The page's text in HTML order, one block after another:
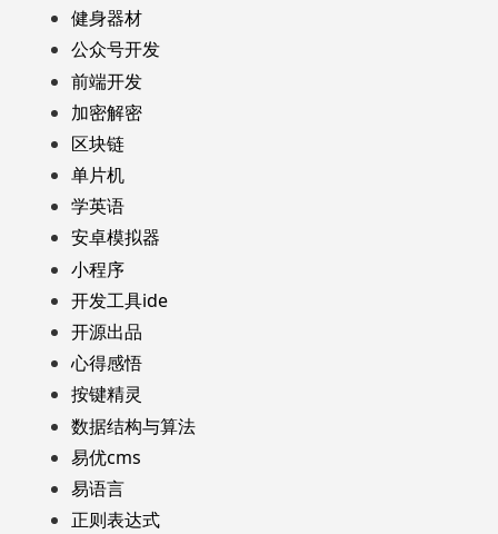
健身器材
公众号开发
前端开发
加密解密
区块链
单片机
学英语
安卓模拟器
小程序
开发工具ide
开源出品
心得感悟
按键精灵
数据结构与算法
易优cms
易语言
正则表达式